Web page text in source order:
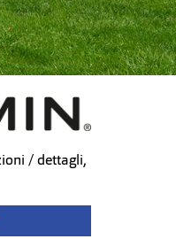
/ dettagli,